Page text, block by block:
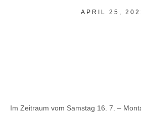
APRIL 25,
Im Zeitraum vom Samstag 16. 7. –